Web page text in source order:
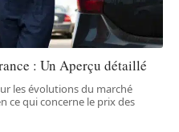
: Un Aperçu détaillé
les évolutions du marché
ce qui concerne le prix des